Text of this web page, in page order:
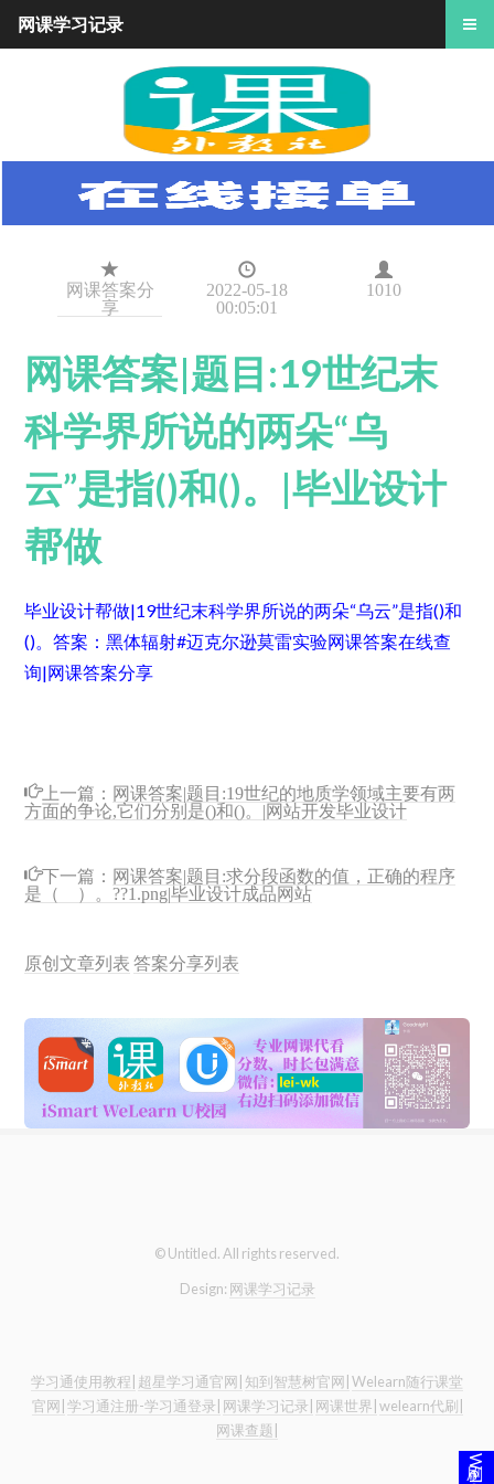
网课答案分
享
2022-05-18
00:05:01
1010
网课答案|题目:19世纪末
科学界所说的两朵“乌
云”是指()和()。|毕业设计
帮做
毕业设计帮做|19世纪末科学界所说的两朵“乌云”是指()和
()。答案：黑体辐射#迈克尔逊莫雷实验网课答案在线查
询|网课答案分享
上一篇： 网课答案|题目:19世纪的地质学领域主要有两
方面的争论,它们分别是()和()。|网站开发毕业设计
下一篇： 网课答案|题目:求分段函数的值，正确的程序
是（ ）。??1.png|毕业设计成品网站
原创文章列表 答案分享列表
© Untitled. All rights reserved.
Design: 网课学习记录
学习通使用教程| 超星学习通官网| 知到智慧树官网| Welearn随行课堂
官网| 学习通注册-学习通登录| 网课学习记录| 网课世界| welearn代刷|
网课查题|
网课学习记录